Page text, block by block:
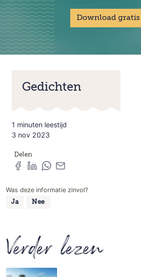
Download gratis
Gedichten
1 minuten leestijd
3 nov 2023
Delen
Was deze informatie zinvol?
Ja Nee
Verder lezen